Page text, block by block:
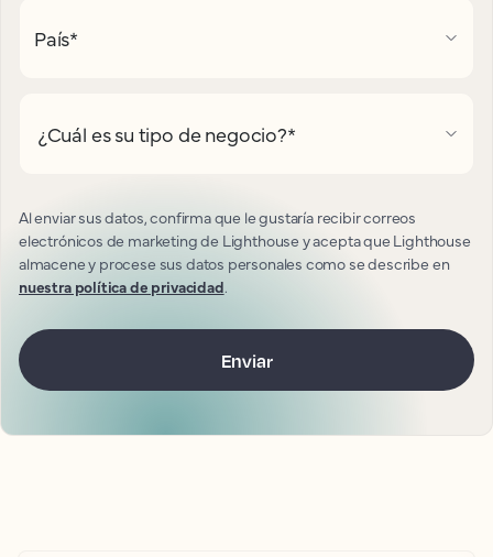
País*
¿Cuál es su tipo de negocio?*
Al enviar sus datos, confirma que le gustaría recibir correos
electrónicos de marketing de Lighthouse y acepta que Lighthouse
almacene y procese sus datos personales como se describe en
nuestra política de privacidad.